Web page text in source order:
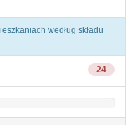
według składu
24